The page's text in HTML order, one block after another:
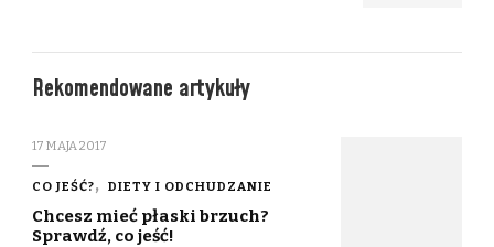
Rekomendowane artykuły
17 MAJA 2017
CO JEŚĆ? DIETY I ODCHUDZANIE
Chcesz mieć płaski brzuch?
Sprawdź, co jeść!